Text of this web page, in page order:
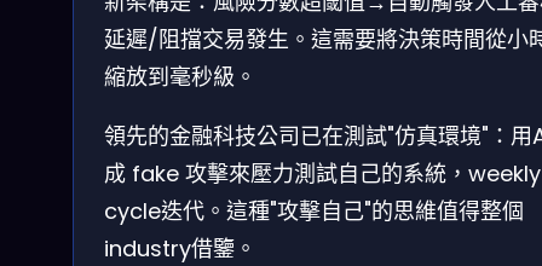
延遲/阻擋交易發生。這需要將決策時間從小
縮放到毫秒級。
領先的金融科技公司已在測試"仿真環境"：用
成 fake 攻擊來壓力測試自己的系統，weekly
cycle迭代。這種"攻擊自己"的思維值得整個
industry借鑒。